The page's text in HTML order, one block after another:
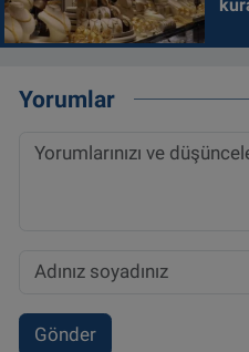
Yorumlar
Gönder